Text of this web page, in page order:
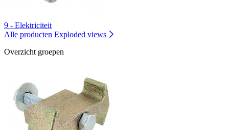
9 - Elektriciteit
Alle producten Exploded views
Overzicht groepen